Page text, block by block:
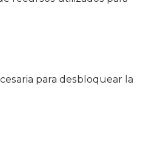
para desbloquear la